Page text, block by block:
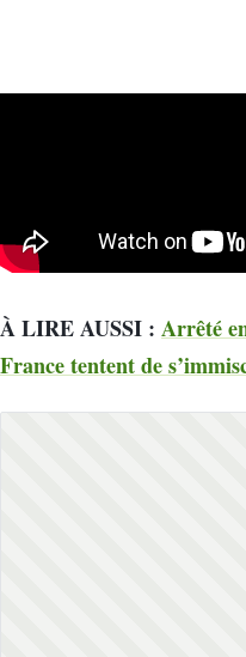
À LIRE AUSSI : Arrêté
France tentent de